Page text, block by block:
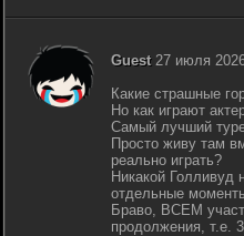
Guest27 июля
Какие страшные
Но как играют
Самый лучший
Просто живу там
реально играть?
Никакой Голливуд
отдельные
Браво, ВСЕМ
продолжения, т.е.